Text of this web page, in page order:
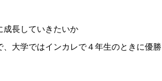
成長していきたいか
大学ではインカレで４年生のときに優勝